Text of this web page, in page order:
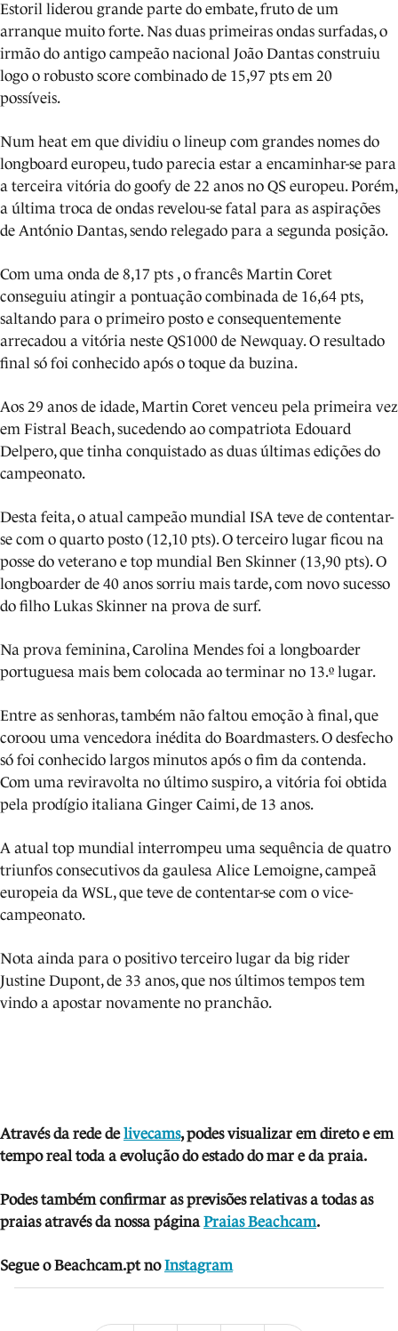
Estoril liderou grande parte do embate, fruto de um
arranque muito forte. Nas duas primeiras ondas surfadas, o
irmão do antigo campeão nacional João Dantas construiu
logo o robusto score combinado de 15,97 pts em 20
possíveis.
Num heat em que dividiu o lineup com grandes nomes do
longboard europeu, tudo parecia estar a encaminhar-se para
a terceira vitória do goofy de 22 anos no QS europeu. Porém,
a última troca de ondas revelou-se fatal para as aspirações
de António Dantas, sendo relegado para a segunda posição.
Com uma onda de 8,17 pts , o francês Martin Coret
conseguiu atingir a pontuação combinada de 16,64 pts,
saltando para o primeiro posto e consequentemente
arrecadou a vitória neste QS1000 de Newquay. O resultado
final só foi conhecido após o toque da buzina.
Aos 29 anos de idade, Martin Coret venceu pela primeira vez
em Fistral Beach, sucedendo ao compatriota Edouard
Delpero, que tinha conquistado as duas últimas edições do
campeonato.
Desta feita, o atual campeão mundial ISA teve de contentar-
se com o quarto posto (12,10 pts). O terceiro lugar ficou na
posse do veterano e top mundial Ben Skinner (13,90 pts). O
longboarder de 40 anos sorriu mais tarde, com novo sucesso
do filho Lukas Skinner na prova de surf.
Na prova feminina, Carolina Mendes foi a longboarder
portuguesa mais bem colocada ao terminar no 13.º lugar.
Entre as senhoras, também não faltou emoção à final, que
coroou uma vencedora inédita do Boardmasters. O desfecho
só foi conhecido largos minutos após o fim da contenda.
Com uma reviravolta no último suspiro, a vitória foi obtida
pela prodígio italiana Ginger Caimi, de 13 anos.
A atual top mundial interrompeu uma sequência de quatro
triunfos consecutivos da gaulesa Alice Lemoigne, campeã
europeia da WSL, que teve de contentar-se com o vice-
campeonato.
Nota ainda para o positivo terceiro lugar da big rider
Justine Dupont, de 33 anos, que nos últimos tempos tem
vindo a apostar novamente no pranchão.
Através da rede delivecams, podes visualizar em direto e em
tempo real toda a evolução do estado do mar e da praia.
Podes também confirmar as previsões relativas a todas as
praias através da nossa páginaPraias Beachcam.
Segue o Beachcam.pt no Instagram